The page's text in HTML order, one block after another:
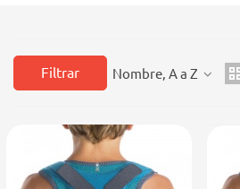
Filtrar Nombre, A a Z